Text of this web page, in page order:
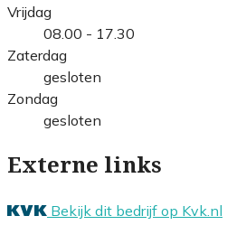
Vrijdag
08.00 - 17.30
Zaterdag
gesloten
Zondag
gesloten
Externe links
Bekijk dit bedrijf op Kvk.nl